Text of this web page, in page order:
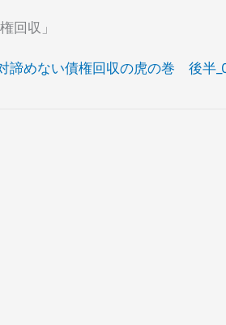
収」
諦めない債権回収の虎の巻 後半